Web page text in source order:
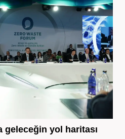
geleceğin yol haritası